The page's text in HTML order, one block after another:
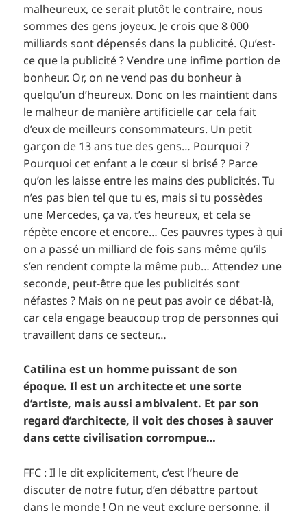
malheureux, ce serait plutôt le contraire, nous
sommes des gens joyeux. Je crois que 8 000
milliards sont dépensés dans la publicité. Qu’est-
ce que la publicité ? Vendre une infime portion de
bonheur. Or, on ne vend pas du bonheur à
quelqu’un d’heureux. Donc on les maintient dans
le malheur de manière artificielle car cela fait
d’eux de meilleurs consommateurs. Un petit
garçon de 13 ans tue des gens… Pourquoi ?
Pourquoi cet enfant a le cœur si brisé ? Parce
qu’on les laisse entre les mains des publicités. Tu
n’es pas bien tel que tu es, mais si tu possèdes
une Mercedes, ça va, t’es heureux, et cela se
répète encore et encore… ​​Ces pauvres types à qui
on a passé un milliard de fois sans même qu’ils
s’en rendent compte la même pub… Attendez une
seconde, peut-être que les publicités sont
néfastes ? Mais on ne peut pas avoir ce débat-là,
car cela engage beaucoup trop de personnes qui
travaillent dans ce secteur…
Catilina est un homme puissant de son
époque. Il est un architecte et une sorte
d’artiste, mais aussi ambivalent. Et par son
regard d’architecte, il voit des choses à sauver
dans cette civilisation corrompue…
FFC : Il le dit explicitement, c’est l’heure de
discuter de notre futur, d’en débattre partout
dans le monde ! On ne veut exclure personne, il